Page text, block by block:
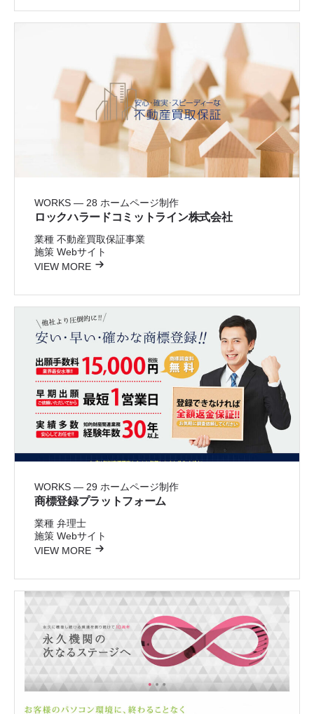
WORKS — 28 ホームページ制作
ロックハラードコミットライン株式会社
業種 不動産買取保証事業
施策 Webサイト
VIEW MORE
WORKS — 29 ホームページ制作
商標登録プラットフォーム
業種 弁理士
施策 Webサイト
VIEW MORE